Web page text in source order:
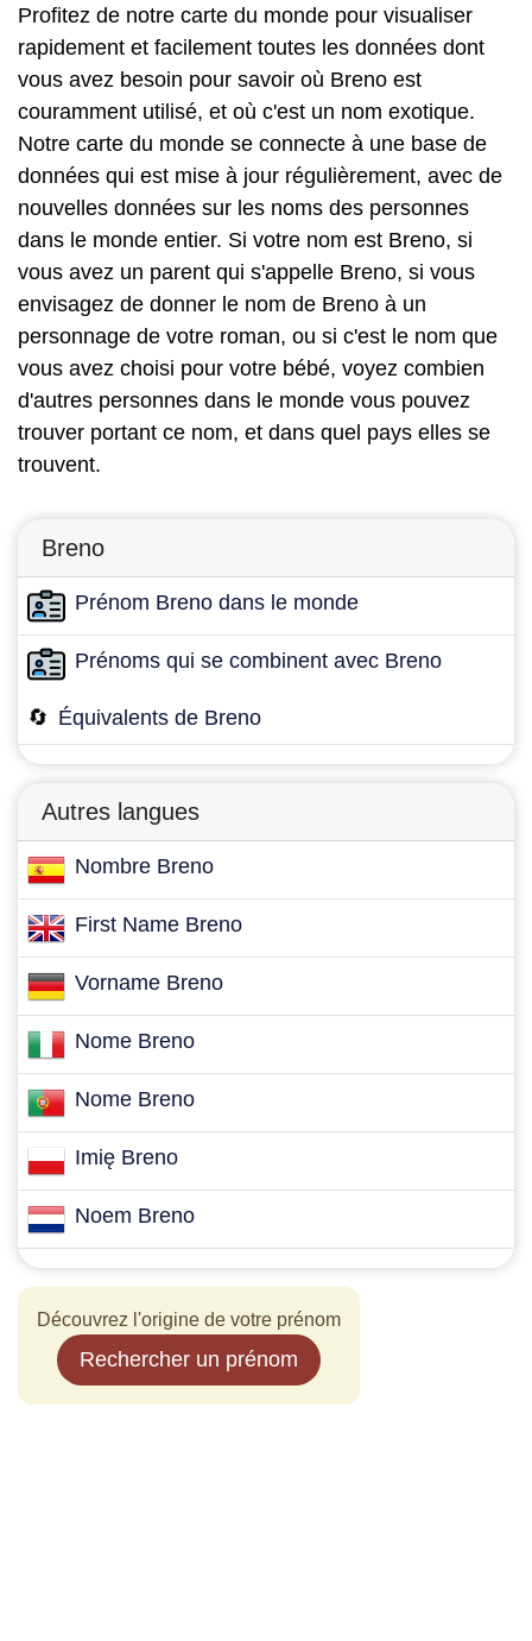
Profitez de notre carte du monde pour visualiser
rapidement et facilement toutes les données dont
vous avez besoin pour savoir où Breno est
couramment utilisé, et où c'est un nom exotique.
Notre carte du monde se connecte à une base de
données qui est mise à jour régulièrement, avec de
nouvelles données sur les noms des personnes
dans le monde entier. Si votre nom est Breno, si
vous avez un parent qui s'appelle Breno, si vous
envisagez de donner le nom de Breno à un
personnage de votre roman, ou si c'est le nom que
vous avez choisi pour votre bébé, voyez combien
d'autres personnes dans le monde vous pouvez
trouver portant ce nom, et dans quel pays elles se
trouvent.
Breno
Prénom Breno dans le monde
Prénoms qui se combinent avec Breno
🔄 Équivalents de Breno
Autres langues
Nombre Breno
First Name Breno
Vorname Breno
Nome Breno
Nome Breno
Imię Breno
Noem Breno
Découvrez l'origine de votre prénom
Rechercher un prénom